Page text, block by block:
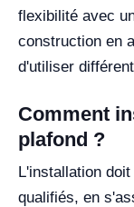
flexibilité avec
construction en
d'utiliser
Comment
plafond ?
L'installation
qualifiés, en